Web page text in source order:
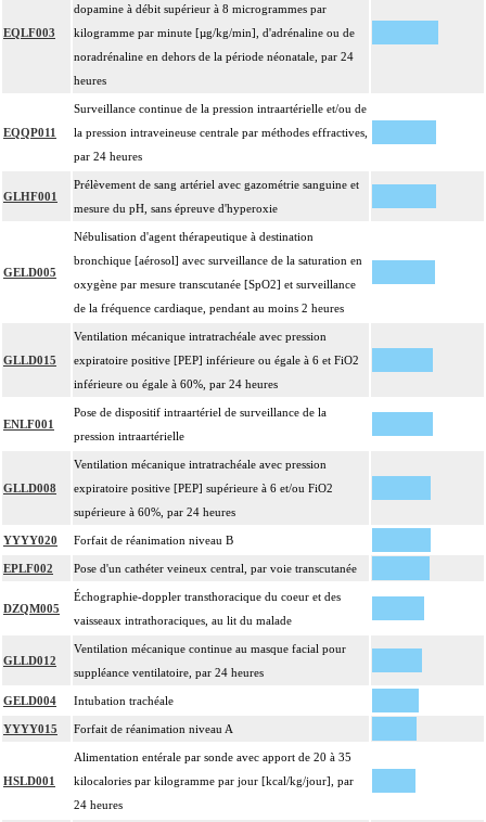
EQLF003
dopamine à débit supérieur à 8 microgrammes par
kilogramme par minute [µg/kg/min], d'adrénaline ou de
noradrénaline en dehors de la période néonatale, par 24
heures
EQQP011
Surveillance continue de la pression intraartérielle et/ou de
la pression intraveineuse centrale par méthodes effractives,
par 24 heures
GLHF001
Prélèvement de sang artériel avec gazométrie sanguine et
mesure du pH, sans épreuve d'hyperoxie
GELD005
Nébulisation d'agent thérapeutique à destination
bronchique [aérosol] avec surveillance de la saturation en
oxygène par mesure transcutanée [SpO2] et surveillance
de la fréquence cardiaque, pendant au moins 2 heures
GLLD015
Ventilation mécanique intratrachéale avec pression
expiratoire positive [PEP] inférieure ou égale à 6 et FiO2
inférieure ou égale à 60%, par 24 heures
ENLF001
Pose de dispositif intraartériel de surveillance de la
pression intraartérielle
GLLD008
Ventilation mécanique intratrachéale avec pression
expiratoire positive [PEP] supérieure à 6 et/ou FiO2
supérieure à 60%, par 24 heures
YYYY020 Forfait de réanimation niveau B
EPLF002 Pose d'un cathéter veineux central, par voie transcutanée
DZQM005
Échographie-doppler transthoracique du coeur et des
vaisseaux intrathoraciques, au lit du malade
GLLD012
Ventilation mécanique continue au masque facial pour
suppléance ventilatoire, par 24 heures
GELD004 Intubation trachéale
YYYY015 Forfait de réanimation niveau A
HSLD001
Alimentation entérale par sonde avec apport de 20 à 35
kilocalories par kilogramme par jour [kcal/kg/jour], par
24 heures